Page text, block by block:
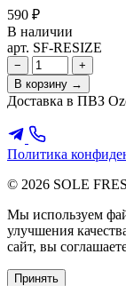
590 ₽
В наличии
арт. SF-RESIZE
−
+
В корзину →
Доставка в ПВЗ
Политика
© 2026 SOLE
Мы используем
улучшения
сайт, вы
Принять